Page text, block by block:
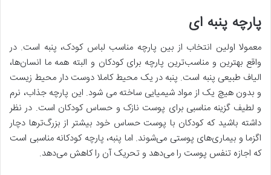
پارچه پنبه ای
معمولا اولین انتخاب از بین پارچه مناسب لباس کودک، پنبه است. در
واقع بهترین و مناسب‌ترین پارچه برای کودکان و البته همه ما انسان‌ها،
الیاف طبیعی پنبه است. پنبه در یک محیط کاملا دوست دار محیط زیست
و بدون هیچ یک از مواد شیمیایی ساخته می شود. این پارچه جذاب، نرم
و لطیف گزینه مناسبی برای پوست نازک و حساس کودکان است. در نظر
داشته باشید که کودکان با پوست حساس خود بیشتر از بزرگ‌ترها دچار
اگزما و بیماری‌های پوستی می‌شوند. اما پنبه، پارچه کودکانه مناسبی است
که اجازه تنفس پوست را می‌دهد و تحریک آن را کاهش می‌دهد.